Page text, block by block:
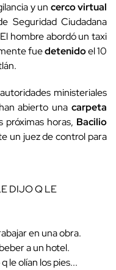
y un cerco virtual
Seguridad Ciudadana
hombre abordó un taxi
fuedetenidoel 10
ministeriales
abierto una carpeta
próximas horas, Bacilio
un juez de control para
DIJO Q LE
en una obra.
a un hotel.
le olían los pies...